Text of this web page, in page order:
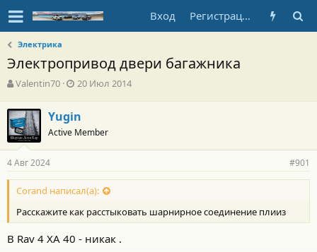
Вход Регистрация
Электрика
Электропривод двери багажника
А
т
о
р
т
е
м
ы
Valentin70
Д
а
н
а
л
а
20 Июл 2014
Yugin
Active Member
4 Авг 2024 #901
Corand написал(а):
Расскажите как расстыковать шарнирное соединение плииз
В Rav 4 XA 40 - никак .